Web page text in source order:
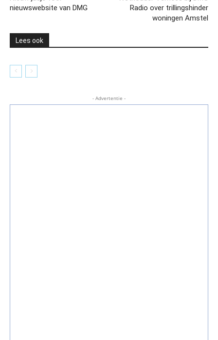
nieuwswebsite van DMG
Radio over trillingshinder
woningen Amstel
Lees ook
- Advertentie -